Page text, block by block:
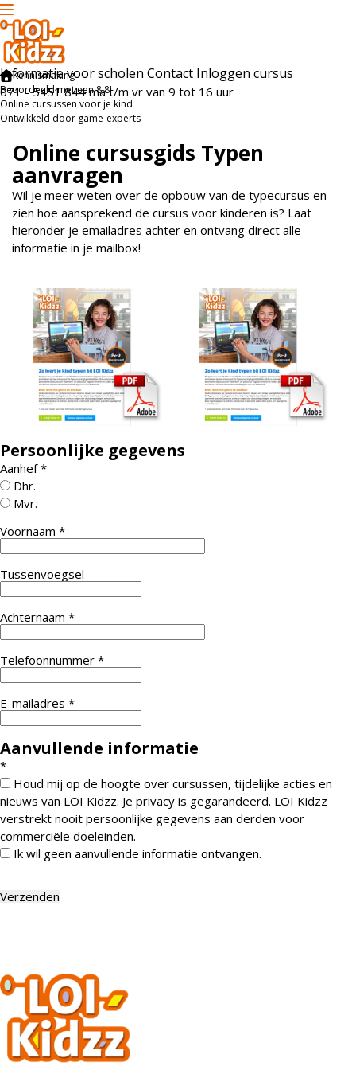
Informatie voor scholen Contact Inloggen cursus
071 - 5451 844 ma t/m vr van 9 tot 16 uur
Kennismaking
Beoordeeld met een 8,8!
Online cursussen voor je kind
Ontwikkeld door game-experts
Online cursusgids Typen
aanvragen
Wil je meer weten over de opbouw van de typecursus en
zien hoe aansprekend de cursus voor kinderen is? Laat
hieronder je emailadres achter en ontvang direct alle
informatie in je mailbox!
Persoonlijke gegevens
Aanhef*
Dhr.
Mvr.
Voornaam *
Tussenvoegsel
Achternaam *
Telefoonnummer *
E-mailadres *
Aanvullende informatie
*
Houd mij op de hoogte over cursussen, tijdelijke acties en
nieuws van LOI Kidzz. Je privacy is gegarandeerd. LOI Kidzz
verstrekt nooit persoonlijke gegevens aan derden voor
commerciële doeleinden.
Ik wil geen aanvullende informatie ontvangen.